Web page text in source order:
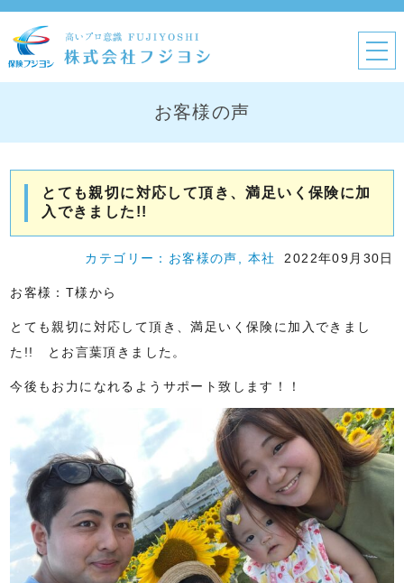
お客様の声
とても親切に対応して頂き、満足いく保険に加
入できました!!
カテゴリー： お客様の声 本社 2022年09月30日
お客様：T様から
とても親切に対応して頂き、満足いく保険に加入できまし
た!! とお言葉頂きました。
今後もお力になれるようサポート致します！！